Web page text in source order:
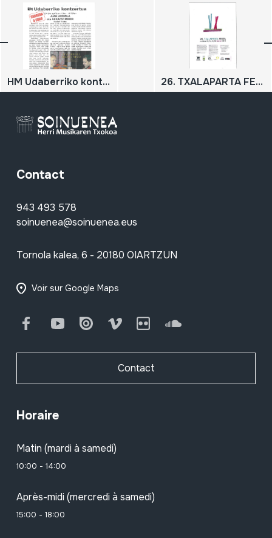
HM Udaberriko kontzertua; 2013-04-13; Oiartzun; Herri Musikaren Txokoa; JUAN ARRIOLA eta ARKAITZ MINER; Hariari tiraka 26. TXALAPARTA FESTA; maiatzak 20, 24, 25, 26 Hernani; 2012
Contact
943 493 578
soinuenea@soinuenea.eus
Tornola kalea, 6 - 20180 OIARTZUN
Voir sur Google Maps
FacebookYoutube Issuu Vimeo Flickr SoundCloud
Contact
Horaire
Matin (mardi à samedi)
10:00 - 14:00
Après-midi (mercredi à samedi)
15:00 - 18:00